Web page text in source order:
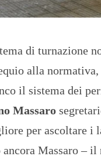
di turnazione
alla
il sistema dei
Massaro
per ascoltare i
Massaro – il